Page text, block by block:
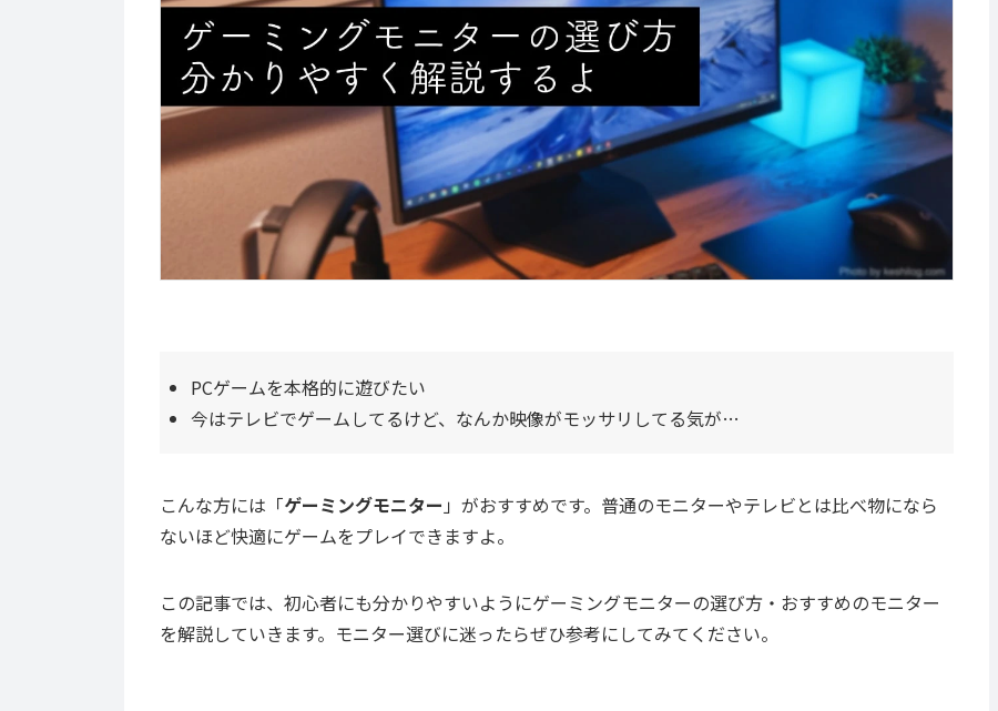
PCゲームを本格的に遊びたい
今はテレビでゲームしてるけど、なんか映像がモッサリしてる気が…
こんな方には「ゲーミングモニター 」がおすすめです。普通のモニターやテレビとは比べ物になら
ないほど快適にゲームをプレイできますよ。
この記事では、初心者にも分かりやすいようにゲーミングモニターの選び方・おすすめのモニター
を解説していきます。モニター選びに迷ったらぜひ参考にしてみてください。